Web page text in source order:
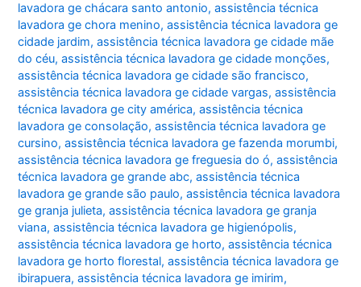
lavadora ge chácara santo antonio,assistência técnica
lavadora ge chora menino,assistência técnica lavadora ge
cidade jardim,assistência técnica lavadora ge cidade mãe
do céu,assistência técnica lavadora ge cidade monções,
assistência técnica lavadora ge cidade são francisco,
assistência técnica lavadora ge cidade vargas,assistência
técnica lavadora ge city américa,assistência técnica
lavadora ge consolação,assistência técnica lavadora ge
cursino,assistência técnica lavadora ge fazenda morumbi,
assistência técnica lavadora ge freguesia do ó,assistência
técnica lavadora ge grande abc,assistência técnica
lavadora ge grande são paulo,assistência técnica lavadora
ge granja julieta,assistência técnica lavadora ge granja
viana,assistência técnica lavadora ge higienópolis,
assistência técnica lavadora ge horto,assistência técnica
lavadora ge horto florestal,assistência técnica lavadora ge
ibirapuera,assistência técnica lavadora ge imirim,